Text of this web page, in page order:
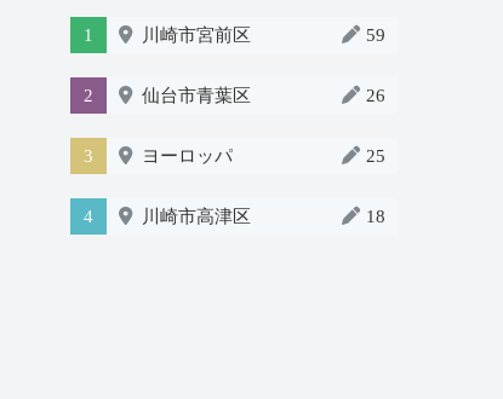
1 川崎市宮前区 59
2 仙台市青葉区 26
3 ヨーロッパ 25
4 川崎市高津区 18